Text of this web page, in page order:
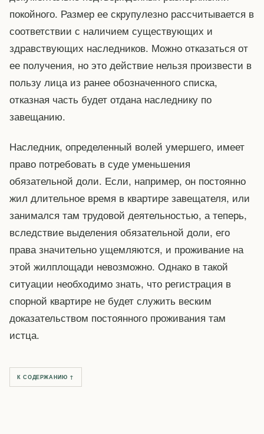
покойного. Размер ее скрупулезно рассчитывается в
соответствии с наличием существующих и
здравствующих наследников. Можно отказаться от
ее получения, но это действие нельзя произвести в
пользу лица из ранее обозначенного списка,
отказная часть будет отдана наследнику по
завещанию.
Наследник, определенный волей умершего, имеет
право потребовать в суде уменьшения
обязательной доли. Если, например, он постоянно
жил длительное время в квартире завещателя, или
занимался там трудовой деятельностью, а теперь,
вследствие выделения обязательной доли, его
права значительно ущемляются, и проживание на
этой жилплощади невозможно. Однако в такой
ситуации необходимо знать, что регистрация в
спорной квартире не будет служить веским
доказательством постоянного проживания там
истца.
К СОДЕРЖАНИЮ ↑